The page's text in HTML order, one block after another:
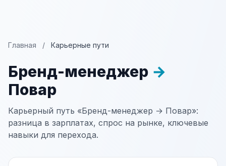
Главная / Карьерные пути
Бренд-менеджер →
Повар
Карьерный путь «Бренд-менеджер → Повар»:
разница в зарплатах, спрос на рынке, ключевые
навыки для перехода.